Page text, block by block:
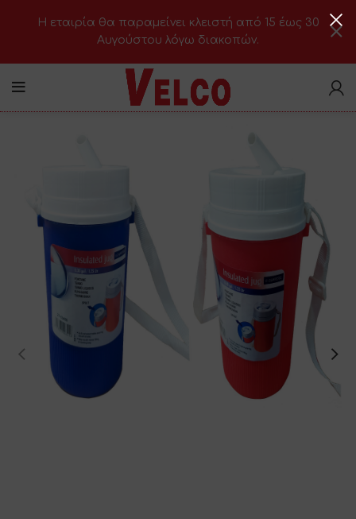
H εταιρία θα παραμείνει κλειστή από 15 έως 30
Αυγούστου λόγω διακοπών.